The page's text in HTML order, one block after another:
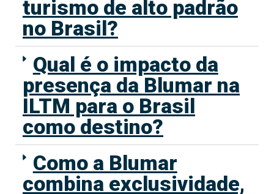
turismo de alto padrão
no Brasil?
Qual é o impacto da
presença da Blumar na
ILTM para o Brasil
como destino?
Como a Blumar
combina exclusividade,